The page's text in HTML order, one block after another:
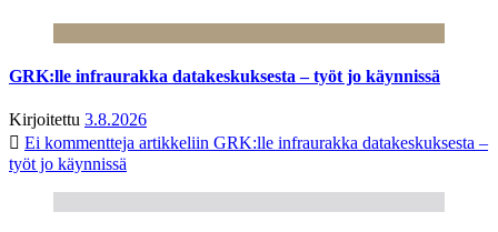
GRK:lle infraurakka datakeskuksesta – työt jo käynnissä
Kirjoitettu 3.8.2026
Ei kommentteja artikkeliin GRK:lle infraurakka datakeskuksesta –
työt jo käynnissä